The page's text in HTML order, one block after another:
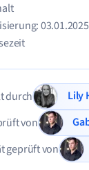
03.01.2025
durch
von
geprüft von